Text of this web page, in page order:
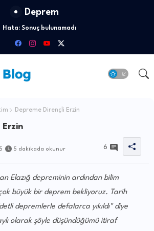
Deprem
Hata: Sonuç bulunamadı
Depreme Dirençli Erzin
Erzin
5 dakikada okunur 6
Elazığ depreminin ardından bilim
büyük bir deprem bekliyoruz. Tarih
depremlerle defalarca yıkıldı" diye
olarak şöyle düşündüğümü itiraf